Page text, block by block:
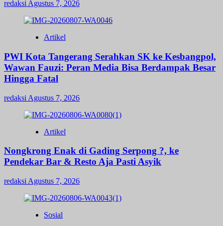
redaksi Agustus 7, 2026
Artikel
PWI Kota Tangerang Serahkan SK ke Kesbangpol,
Wawan Fauzi: Peran Media Bisa Berdampak Besar
Hingga Fatal
redaksi Agustus 7, 2026
Artikel
Nongkrong Enak di Gading Serpong ?, ke
Pendekar Bar & Resto Aja Pasti Asyik
redaksi Agustus 7, 2026
Sosial